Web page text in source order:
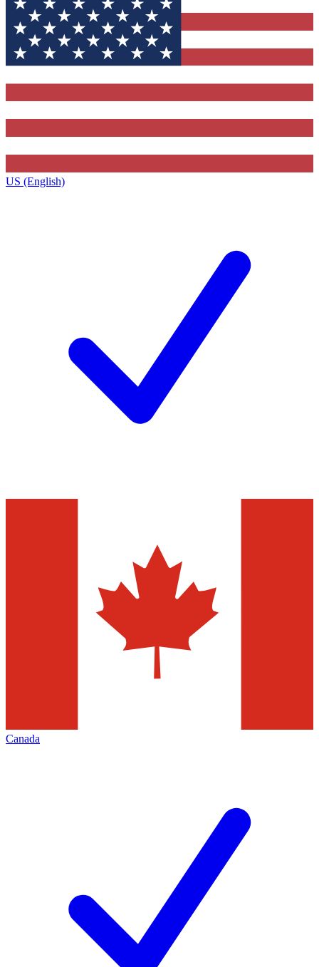
US (English)
Canada